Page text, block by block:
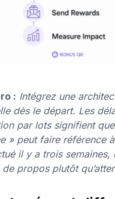
: Intégrez une
dès le départ. Les
par lots signifient
» peut faire référence
il y a trois semaines,
propos plutôt